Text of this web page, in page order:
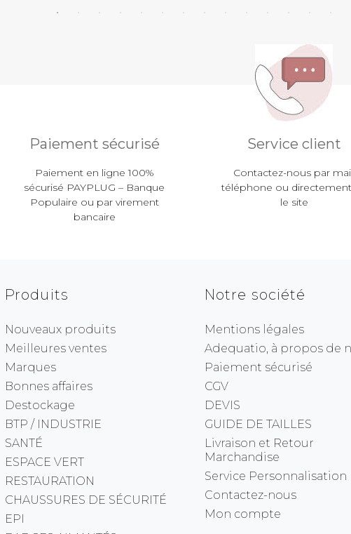
Paiement sécurisé
Paiement en ligne 100%
sécurisé PAYPLUG – Banque
Populaire ou par virement
bancaire
Service client
Contactez-nous par
téléphone ou
le site
Produits
Nouveaux produits
Meilleures ventes
Marques
Bonnes affaires
Destockage
BTP / INDUSTRIE
SANTÉ
ESPACE VERT
RESTAURATION
CHAUSSURES DE SÉCURITÉ
EPI
Notre société
Mentions légales
Adequatio, à propos de
Paiement sécurisé
CGV
DEVIS
GUIDE DE TAILLES
Livraison et Retour
Marchandise
Service Personnalisation
Contactez-nous
Mon compte